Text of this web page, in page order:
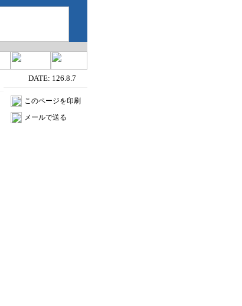
DATE: 126.8.7
このページを印刷
メールで送る